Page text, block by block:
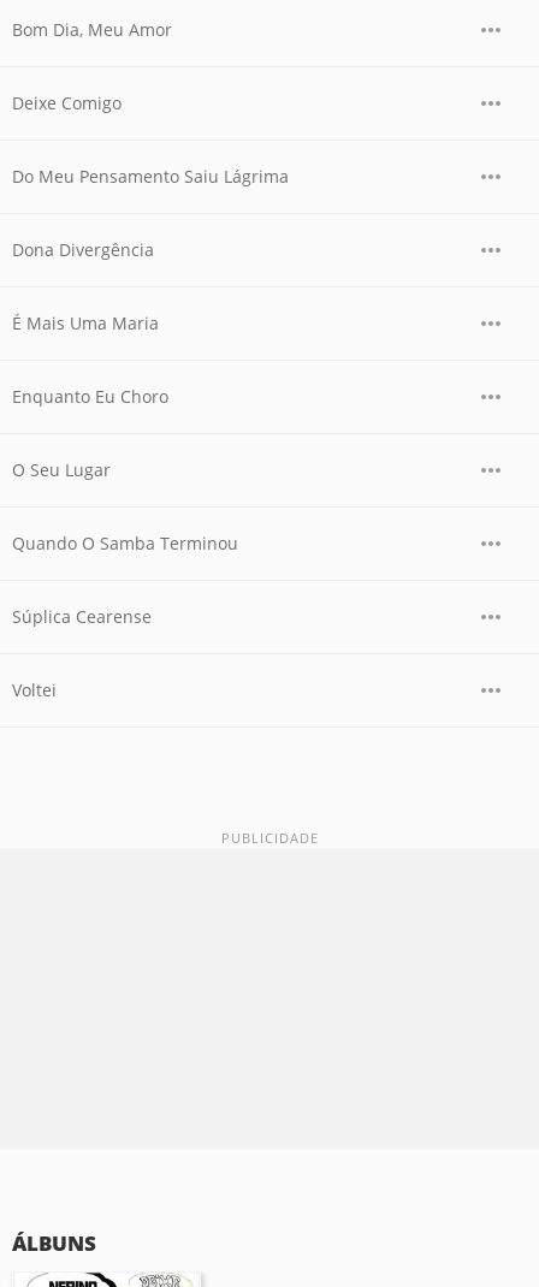
Bom Dia, Meu Amor
Deixe Comigo
Do Meu Pensamento Saiu Lágrima
Dona Divergência
É Mais Uma Maria
Enquanto Eu Choro
O Seu Lugar
Quando O Samba Terminou
Súplica Cearense
Voltei
ÁLBUNS